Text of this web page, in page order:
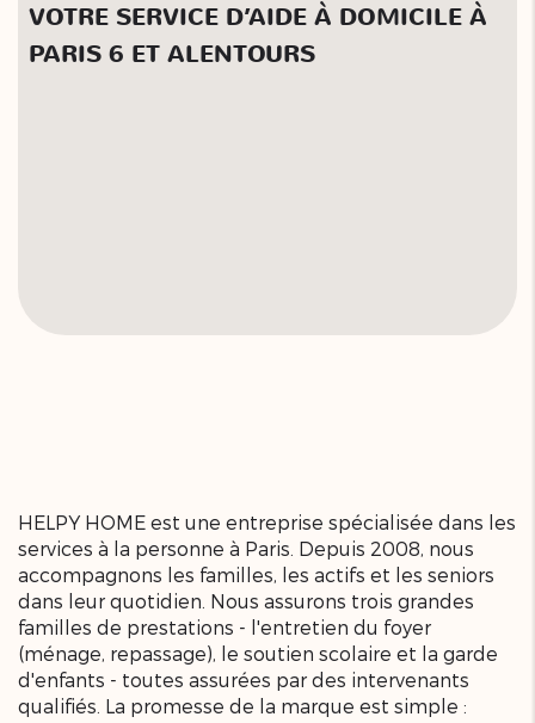
VOTRE SERVICE D’AIDE À DOMICILE À
PARIS 6 ET ALENTOURS
HELPY HOME est une entreprise spécialisée dans les
services à la personne à Paris. Depuis 2008, nous
accompagnons les familles, les actifs et les seniors
dans leur quotidien. Nous assurons trois grandes
familles de prestations - l'entretien du foyer
(ménage, repassage), le soutien scolaire et la garde
d'enfants - toutes assurées par des intervenants
qualifiés. La promesse de la marque est simple :